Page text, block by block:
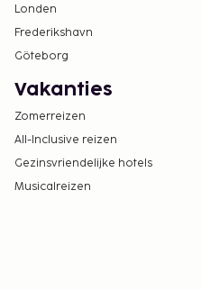
Londen
Frederikshavn
Göteborg
Vakanties
Zomerreizen
All-Inclusive reizen
Gezinsvriendelijke hotels
Musicalreizen